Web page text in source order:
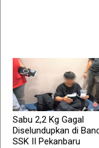
Sabu 2,2 Kg Gagal
Diselundupkan di
SSK II Pekanbaru